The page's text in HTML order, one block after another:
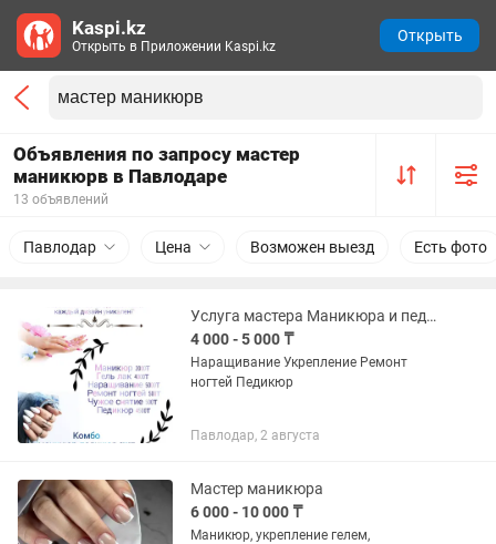
Объявления по запросу мастер
маникюрв в Павлодаре
13 объявлений
Павлодар Цена Возможен выезд Есть фото
Услуга мастера Маникюра и педикюра
4 000 - 5 000 ₸
Наращивание Укрепление Ремонт
ногтей Педикюр
Павлодар, 2 августа
Мастер маникюра
6 000 - 10 000 ₸
Маникюр, укрепление гелем,
Kaspi.kz
Открыть в Приложении Kaspi.kz
Открыть